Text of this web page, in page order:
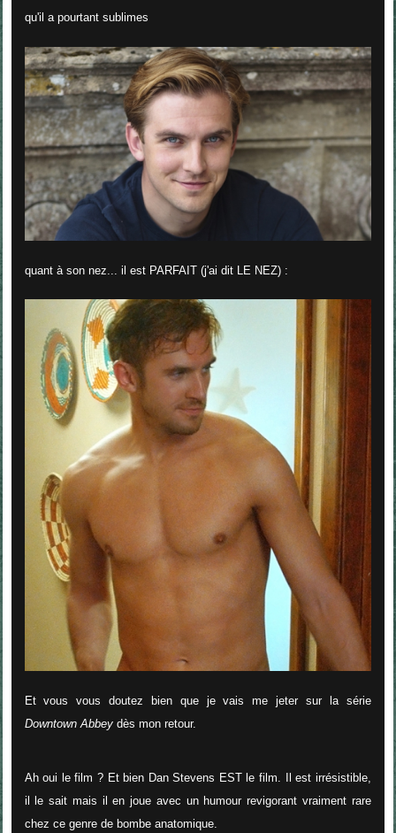
qu'il a pourtant sublimes
quant à son nez... il est PARFAIT (j'ai dit LE NEZ) :
Et vous vous doutez bien que je vais me jeter sur la série
Downtown Abbeydès mon retour.
Ah oui le film ? Et bien Dan Stevens EST le film. Il est irrésistible,
il le sait mais il en joue avec un humour revigorant vraiment rare
chez ce genre de bombe anatomique.